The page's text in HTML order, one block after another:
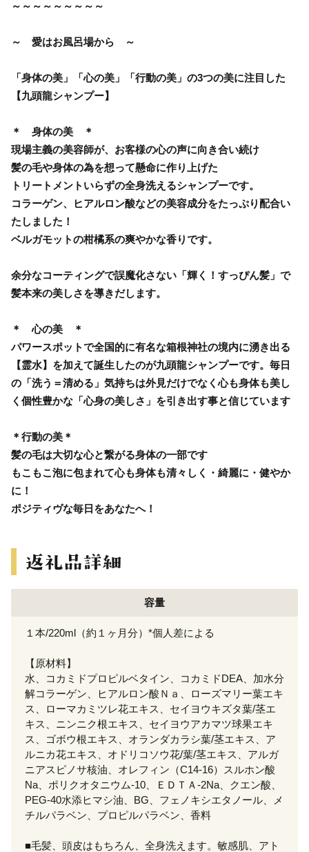
～～～～～～～～～
～ 愛はお風呂場から ～
「身体の美」「心の美」「行動の美」の3つの美に注目した
【九頭龍シャンプー】
＊ 身体の美 ＊
現場主義の美容師が、お客様の心の声に向き合い続け
髪の毛や身体の為を想って懸命に作り上げた
トリートメントいらずの全身洗えるシャンプーです。
コラーゲン、ヒアルロン酸などの美容成分をたっぷり配合い
たしました！
ベルガモットの柑橘系の爽やかな香りです。
余分なコーティングで誤魔化さない「輝く！すっぴん髪」で
髪本来の美しさを導きだします。
＊ 心の美 ＊
パワースポットで全国的に有名な箱根神社の境内に湧き出る
【霊水】を加えて誕生したのが九頭龍シャンプーです。毎日
の「洗う＝清める」気持ちは外見だけでなく心も身体も美し
く個性豊かな「心身の美しさ」を引き出す事と信じています
＊行動の美＊
髪の毛は大切な心と繋がる身体の一部です
もこもこ泡に包まれて心も身体も清々しく・綺麗に・健やか
に！
ポジティヴな毎日をあなたへ！
容量
１本/220ml（約１ヶ月分）*個人差による
【原材料】
水、コカミドプロピルベタイン、コカミドDEA、加水分
解コラーゲン、ヒアルロン酸Ｎａ、ローズマリー葉エキ
ス、ローマカミツレ花エキス、セイヨウキズタ葉/茎エ
キス、ニンニク根エキス、セイヨウアカマツ球果エキ
ス、ゴボウ根エキス、オランダカラシ葉/茎エキス、ア
ルニカ花エキス、オドリコソウ花/葉/茎エキス、アルガ
ニアスピノサ核油、オレフィン（C14-16）スルホン酸
Na、ポリクオタニウム-10、ＥＤＴＡ-2Na、クエン酸、
PEG-40水添ヒマシ油、BG、フェノキシエタノール、メ
チルパラベン、プロピルパラベン、香料
■毛髪、頭皮はもちろん、全身洗えます。敏感肌、アト